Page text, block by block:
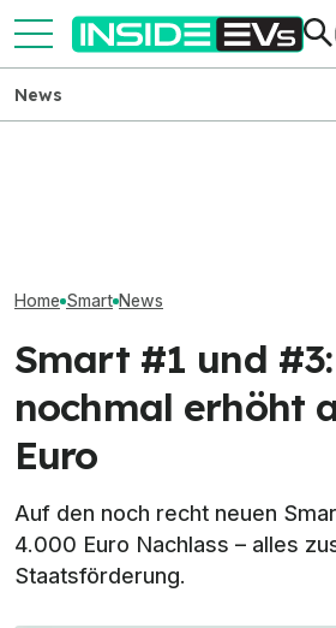
News
Home Smart News
Smart #1 und
nochmal erhöht
Euro
Auf den noch recht neuen
4.000 Euro Nachlass – alles
Staatsförderung.